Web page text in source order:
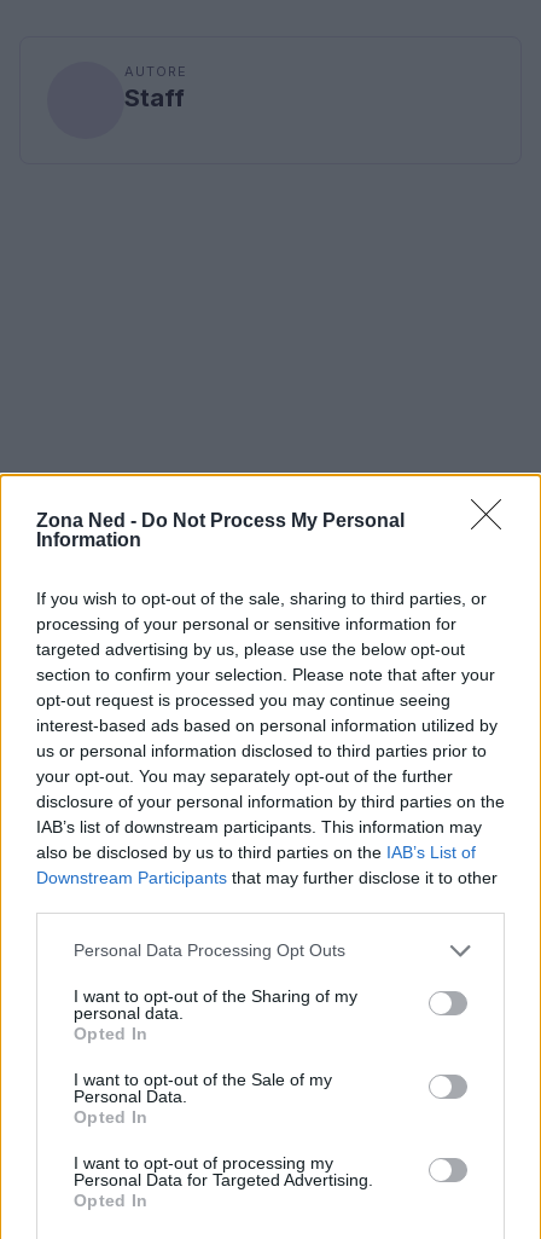
Zona Ned - Do Not Process My Personal
Information
If you wish to opt-out of the sale, sharing to third parties, or
processing of your personal or sensitive information for
targeted advertising by us, please use the below opt-out
section to confirm your selection. Please note that after your
opt-out request is processed you may continue seeing
interest-based ads based on personal information utilized by
us or personal information disclosed to third parties prior to
your opt-out. You may separately opt-out of the further
disclosure of your personal information by third parties on the
IAB’s list of downstream participants. This information may
also be disclosed by us to third parties on the IAB’s List of
Downstream Participants that may further disclose it to other
Please note that this website/app uses one or more Google
not limited to your visit or usage behaviour. You may click to
grant or deny consent to Google and its third-party tags to
use your data for below specified purposes in below Google
consent section.
Personal Data Processing Opt Outs
I want to opt-out of the Sharing of my
personal data.
Opted In
I want to opt-out of the Sale of my
Personal Data.
Opted In
I want to opt-out of processing my
Personal Data for Targeted Advertising.
Opted In
AUTORE
Staff
Continua a leggere
RECENSIONI TECH
Workflow di laboratorio per test fotografici e video
Andrea Conforti · 1 Ago 2026